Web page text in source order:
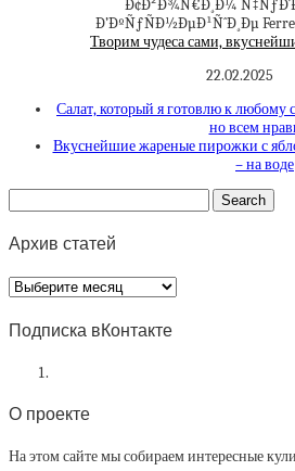
Творим чудеса сами,
22.02.2025
Салат, который я готовлю к любому
но всем
Вкуснейшие жареные пирожки с
– на воде
Архив статей
Архив
статей
Подписка вКонтакте
О проекте
На этом сайте мы собираем интересные